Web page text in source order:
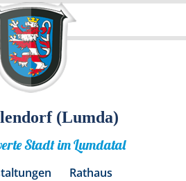
(Lumda)
Stadt im Lumdatal
Rathaus